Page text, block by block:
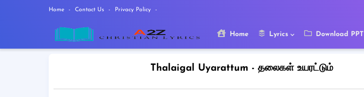
Home Contact Us Privacy Policy
Home Lyrics Download PPT
Thalaigal Uyarattum - தலைகள் உயரட்டும்